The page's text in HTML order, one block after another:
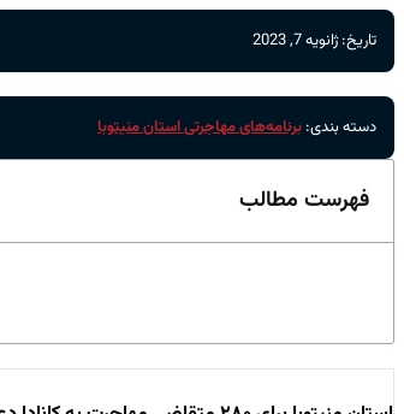
تاریخ: ژانویه 7, 2023
دسته بندی: برنامه‌های مهاجرتی استان منیتوبا
فهرست مطالب